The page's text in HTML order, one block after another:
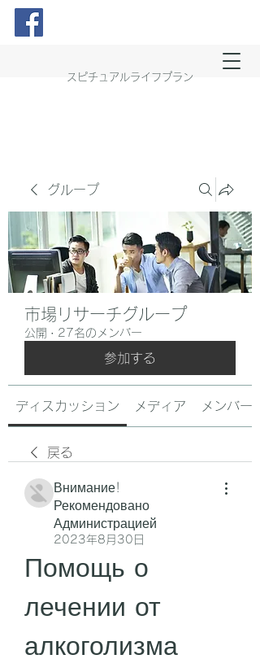
スピチュアルライフプラン
グループ
市場リサーチグループ
公開 · 27名のメンバー
参加する
ディスカッション メディア メンバー
戻る
Внимание!
Рекомендовано
Администрацией
2023年8月30日
Помощь о
лечении от
алкоголизма